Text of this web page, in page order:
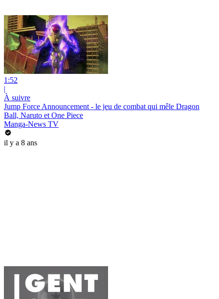
1:52
|
À suivre
Jump Force Announcement - le jeu de combat qui mêle Dragon
Ball, Naruto et One Piece
Manga-News TV
il y a 8 ans